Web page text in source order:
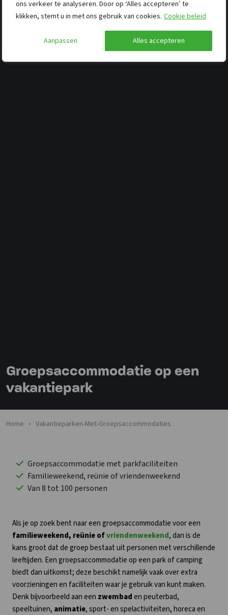
ons verkeer te analyseren. Door op ‘Alles accepteren’ te
klikken, stemt u in met ons gebruik van cookies. Cookie beleid
Aanpassen Alles accepteren
Groepsaccommodatie op een
vakantiepark
Home > Vakantieparken-Met-Groepsaccommodaties
Groepsaccommodatie met parkfaciliteiten
Familieweekend, reünie of vriendenweekend
Van 8 tot 100 personen
Als je op zoek bent naar een groepsaccommodatie voor een
familieweekend, reünie ofvriendenweekend, dan is de
kans groot dat de groep bestaat uit personen met verschillende
leeftijden. Een groepsaccommodatie op een park of camping
biedt dan uitkomst; deze beschikt namelijk vaak over extra
voorzieningen en faciliteiten waar je gebruik van kunt maken.
Denk bijvoorbeeld aan een zwembaden peuterbad,
speeltuinen, animatie, sport- en spelactiviteiten, horeca en